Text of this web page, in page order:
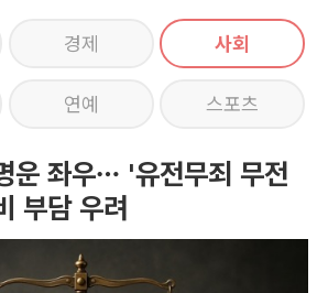
경제 사회
연예 스포츠
운 좌우… '유전무죄 무전
부담 우려